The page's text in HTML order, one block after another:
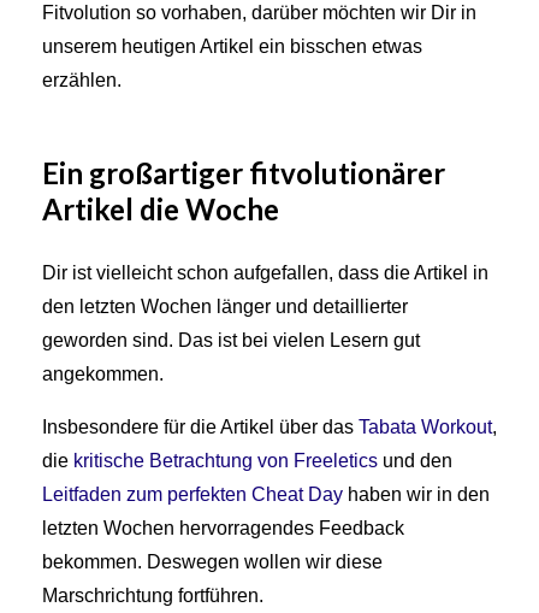
Fitvolution so vorhaben, darüber möchten wir Dir in
unserem heutigen Artikel ein bisschen etwas
erzählen.
Ein großartiger fitvolutionärer
Artikel die Woche
Dir ist vielleicht schon aufgefallen, dass die Artikel in
den letzten Wochen länger und detaillierter
geworden sind. Das ist bei vielen Lesern gut
angekommen.
Insbesondere für die Artikel über das Tabata Workout,
die kritische Betrachtung von Freeletics und den
Leitfaden zum perfekten Cheat Day haben wir in den
letzten Wochen hervorragendes Feedback
bekommen. Deswegen wollen wir diese
Marschrichtung fortführen.